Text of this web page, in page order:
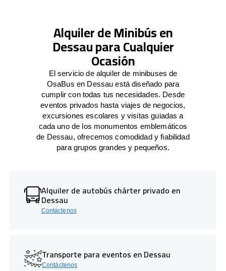
Alquiler de Minibús en
Dessau para Cualquier
Ocasión
El servicio de alquiler de minibuses de
OsaBus en Dessau está diseñado para
cumplir con todas tus necesidades. Desde
eventos privados hasta viajes de negocios,
excursiones escolares y visitas guiadas a
cada uno de los monumentos emblemáticos
de Dessau, ofrecemos comodidad y fiabilidad
para grupos grandes y pequeños.
Alquiler de autobús chárter privado en
Dessau
Contáctenos
Transporte para eventos en Dessau
Contáctenos